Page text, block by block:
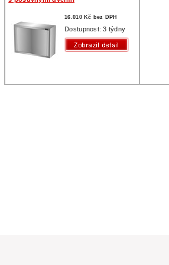
16.010 Kč bez DPH
Dostupnost: 3 týdny